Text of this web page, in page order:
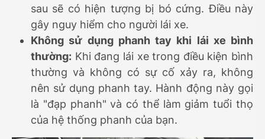
sau sẽ có hiện tượng bị bó cứng. Điều này
gây nguy hiểm cho người lái xe.
Không sử dụng phanh tay khi lái xe bình
thường: Khi đang lái xe trong điều kiện bình
thường và không có sự cố xảy ra, không
nên sử dụng phanh tay. Hành động này gọi
là "đạp phanh" và có thể làm giảm tuổi thọ
của hệ thống phanh của bạn.